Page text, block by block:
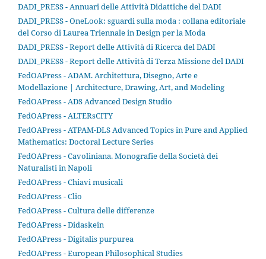
DADI_PRESS - Annuari delle Attività Didattiche del DADI
DADI_PRESS - OneLook: sguardi sulla moda : collana editoriale
del Corso di Laurea Triennale in Design per la Moda
DADI_PRESS - Report delle Attività di Ricerca del DADI
DADI_PRESS - Report delle Attività di Terza Missione del DADI
FedOAPress - ADAM. Architettura, Disegno, Arte e
Modellazione | Architecture, Drawing, Art, and Modeling
FedOAPress - ADS Advanced Design Studio
FedOAPress - ALTERsCITY
FedOAPress - ATPAM-DLS Advanced Topics in Pure and Applied
Mathematics: Doctoral Lecture Series
FedOAPress - Cavoliniana. Monografie della Società dei
Naturalisti in Napoli
FedOAPress - Chiavi musicali
FedOAPress - Clio
FedOAPress - Cultura delle differenze
FedOAPress - Didaskein
FedOAPress - Digitalis purpurea
FedOAPress - European Philosophical Studies